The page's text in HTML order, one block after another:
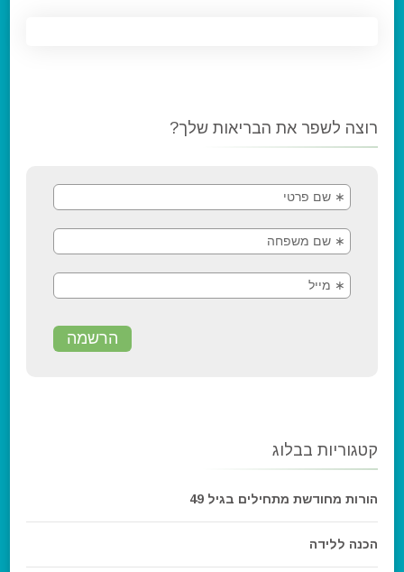
רוצה לשפר את הבריאות שלך?
קטגוריות בבלוג
הורות מחודשת מתחילים בגיל 49
הכנה ללידה